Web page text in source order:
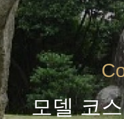
모델 코